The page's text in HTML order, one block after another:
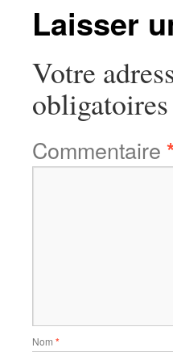
Laisser
Votre
Commentaire
Nom *